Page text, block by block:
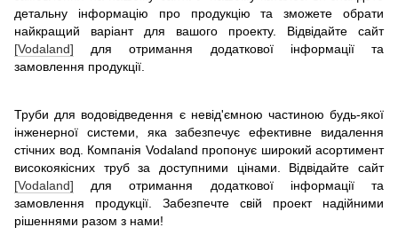
детальну інформацію про продукцію та зможете обрати
найкращий варіант для вашого проекту. Відвідайте сайт
[Vodaland] для отримання додаткової інформації та
замовлення продукції.
Труби для водовідведення є невід'ємною частиною будь-якої
інженерної системи, яка забезпечує ефективне видалення
стічних вод. Компанія Vodaland пропонує широкий асортимент
високоякісних труб за доступними цінами. Відвідайте сайт
[Vodaland] для отримання додаткової інформації та
замовлення продукції. Забезпечте свій проект надійними
рішеннями разом з нами!